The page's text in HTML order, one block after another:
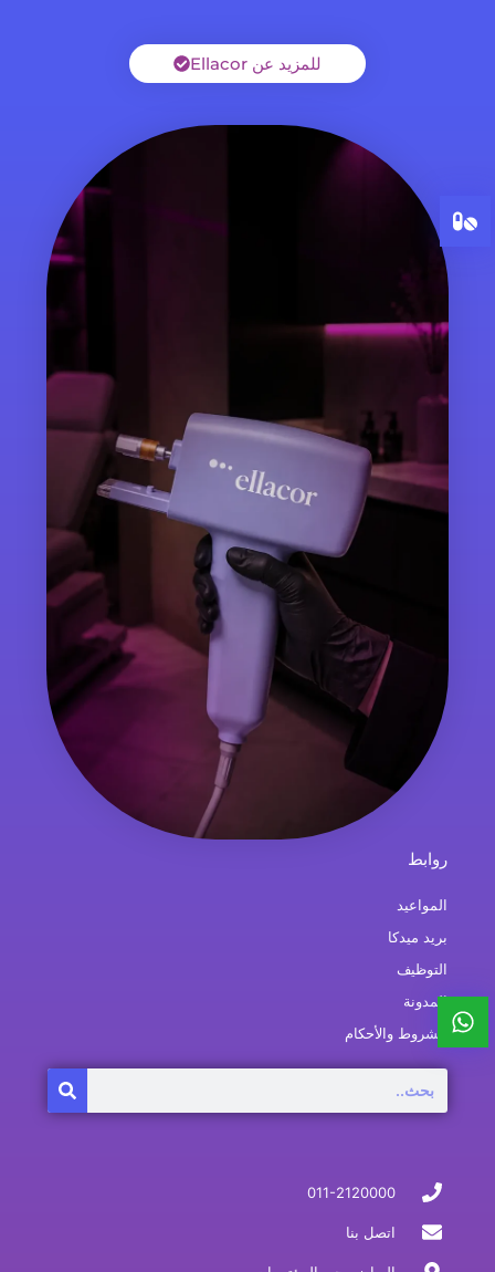
للمزيد عن Ellacor
011-2120000
اتصل بنا
روابط
المواعيد
بريد ميدكا
التوظيف
المدونة
الشروط والأحكام